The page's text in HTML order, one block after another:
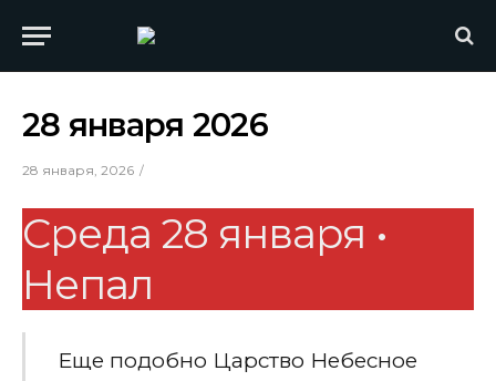
28 января 2026
28 января, 2026
Среда 28 января •
Непал
Еще подобно Царство Небесное